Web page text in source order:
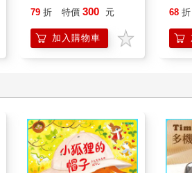
懂潛台詞、順利拿下訂
音檔）
79 折 特價 300 元
加入購物車
年｝
68 折